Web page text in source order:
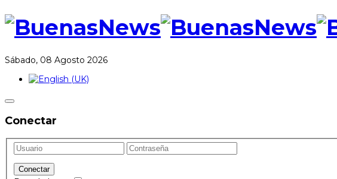
Sábado, 08 Agosto 2026
Conectar